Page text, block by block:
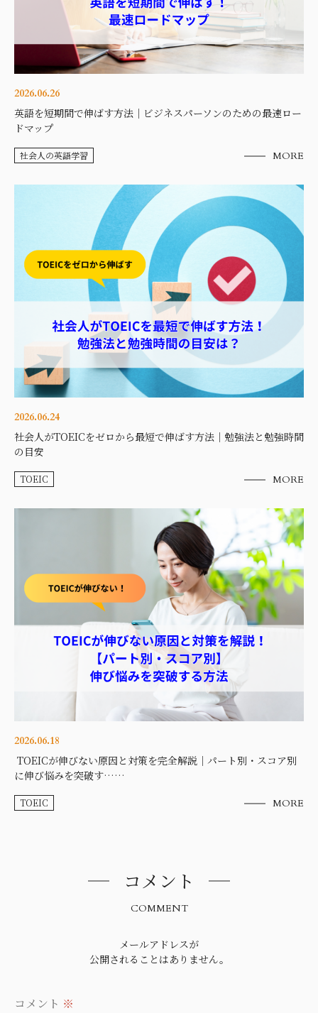
2026.06.26
英語を短期間で伸ばす方法｜ビジネスパーソンのための最速ロー
ドマップ
社会人の英語学習 MORE
2026.06.24
社会人がTOEICをゼロから最短で伸ばす方法｜勉強法と勉強時間
の目安
TOEIC MORE
2026.06.18
TOEICが伸びない原因と対策を完全解説｜パート別・スコア別
に伸び悩みを突破す……
TOEIC MORE
コメント
COMMENT
メールアドレスが
公開されることはありません。
コメント ※